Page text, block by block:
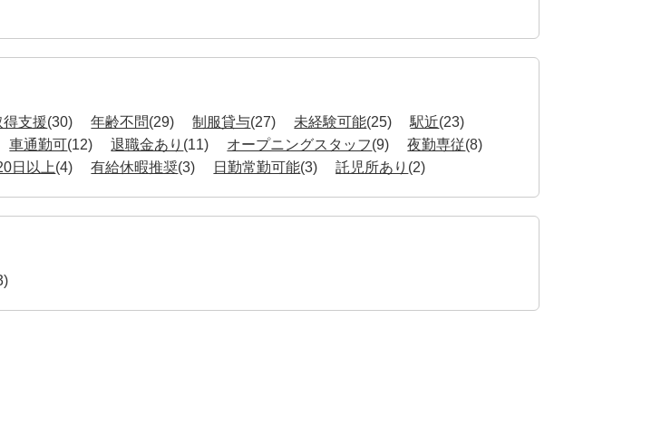
得支援(30) 年齢不問(29) 制服貸与(27) 未経験可能(25) 駅近(23)
車通勤可(12) 退職金あり (11) オープニングスタッフ(9) 夜勤専従(8)
日以上(4) 有給休暇推奨(3) 日勤常勤可能(3) 託児所あり (2)